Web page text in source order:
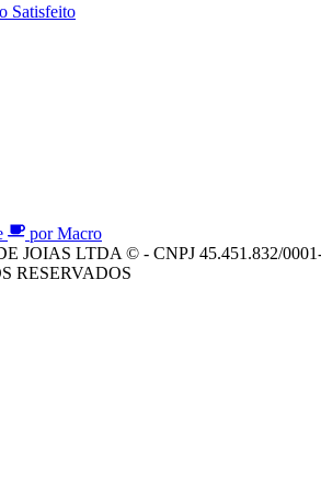
Satisfeito
por Macro
JOIAS LTDA © - CNPJ 45.451.832/
RESERVADOS